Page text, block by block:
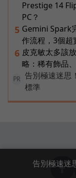
Prestige 14
PC？
5 Gemini Spark
作流程，3個超
6 皮克敏太多該
略：稀有飾品
PR
告別極速迷思
標準
告別極速迷